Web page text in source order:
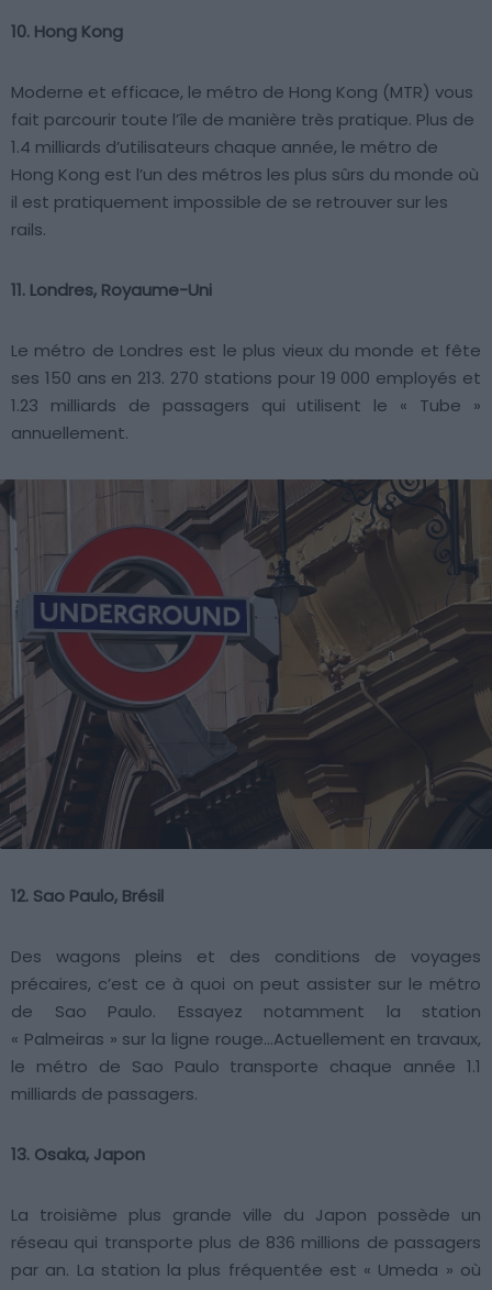
10. Hong Kong
Moderne et efficace, le métro de Hong Kong (MTR) vous
fait parcourir toute l’île de manière très pratique. Plus de
1.4 milliards d’utilisateurs chaque année, le métro de
Hong Kong est l’un des métros les plus sûrs du monde où
il est pratiquement impossible de se retrouver sur les
rails.
11. Londres, Royaume-Uni
Le métro de Londres est le plus vieux du monde et fête
ses 150 ans en 213. 270 stations pour 19 000 employés et
1.23 milliards de passagers qui utilisent le « Tube »
annuellement.
12. Sao Paulo, Brésil
Des wagons pleins et des conditions de voyages
précaires, c’est ce à quoi on peut assister sur le métro
de Sao Paulo. Essayez notamment la station
« Palmeiras » sur la ligne rouge…Actuellement en travaux,
le métro de Sao Paulo transporte chaque année 1.1
milliards de passagers.
13. Osaka, Japon
La troisième plus grande ville du Japon possède un
réseau qui transporte plus de 836 millions de passagers
par an. La station la plus fréquentée est « Umeda » où